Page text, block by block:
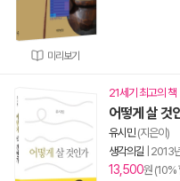
미리보기
21세기 최고의 책
어떻게 살 것
유시민(지은이)
생각의길 2013
13,500원 (10%